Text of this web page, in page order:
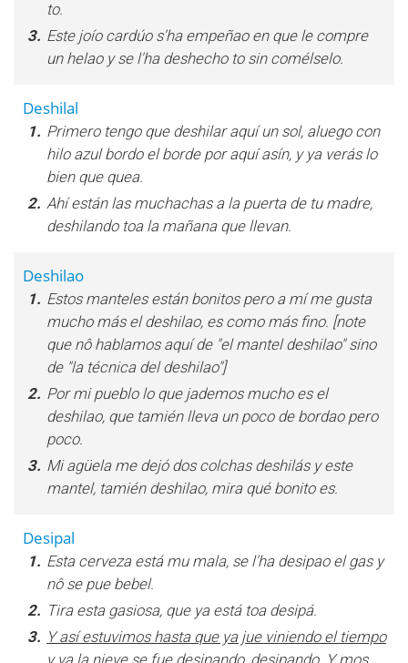
to.
3. Este joío cardúo s'ha empeñao en que le compre
un helao y se l'ha deshecho to sin comélselo.
Deshilal
1. Primero tengo que deshilar aquí un sol, aluego con
hilo azul bordo el borde por aquí asín, y ya verás lo
bien que quea.
2. Ahí están las muchachas a la puerta de tu madre,
deshilando toa la mañana que llevan.
Deshilao
1. Estos manteles están bonitos pero a mí me gusta
mucho más el deshilao, es como más fino. [note
que nô hablamos aquí de "el mantel deshilao" sino
de "la técnica del deshilao"]
2. Por mi pueblo lo que jademos mucho es el
deshilao, que tamién lleva un poco de bordao pero
poco.
3. Mi agüela me dejó dos colchas deshilás y este
mantel, tamién deshilao, mira qué bonito es.
Desipal
1. Esta cerveza está mu mala, se l'ha desipao el gas y
nô se pue bebel.
2. Tira esta gasiosa, que ya está toa desipá.
3. Y así estuvimos hasta que ya jue viniendo el tiempo